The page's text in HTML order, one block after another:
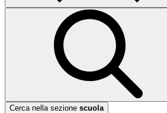
Cerca nella sezione scuola